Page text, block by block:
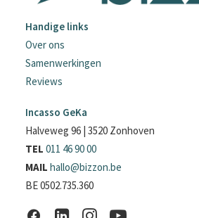
Handige links
Over ons
Samenwerkingen
Reviews
Incasso GeKa
Halveweg 96 | 3520 Zonhoven
TEL 011 46 90 00
MAIL hallo@bizzon.be
BE 0502.735.360